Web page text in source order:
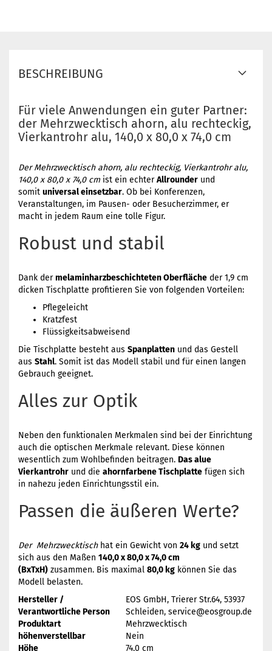
BESCHREIBUNG
Für viele Anwendungen ein guter Partner:
der Mehrzwecktisch ahorn, alu rechteckig,
Vierkantrohr alu, 140,0 x 80,0 x 74,0 cm
Der Mehrzwecktisch ahorn, alu rechteckig, Vierkantrohr alu,
140,0 x 80,0 x 74,0 cm ist ein echterAllrounder und
somit universal einsetzbar. Ob bei Konferenzen,
Veranstaltungen, im Pausen- oder Besucherzimmer, er
macht in jedem Raum eine tolle Figur.
Robust und stabil
Dank dermelaminharzbeschichteten Oberfläche der 1,9 cm
dicken Tischplatte profitieren Sie von folgenden Vorteilen:
Pflegeleicht
Kratzfest
Flüssigkeitsabweisend
Die Tischplatte besteht aus Spanplatten und das Gestell
aus Stahl. Somit ist das Modell stabil und für einen langen
Gebrauch geeignet.
Alles zur Optik
Neben den funktionalen Merkmalen sind bei der Einrichtung
auch die optischen Merkmale relevant. Diese können
wesentlich zum Wohlbefinden beitragen. Das alue
Vierkantrohr und die ahornfarbene Tischplatte fügen sich
in nahezu jeden Einrichtungsstil ein.
Passen die äußeren Werte?
Der Mehrzwecktischhat ein Gewicht von 24 kg und setzt
sich aus den Maßen 140,0 x 80,0 x 74,0 cm
(BxTxH) zusammen. Bis maximal 80,0 kg können Sie das
Modell belasten.
Hersteller /
Verantwortliche Person
EOS GmbH, Trierer Str.64, 53937
Schleiden, service@eosgroup.de
Produktart
Mehrzwecktisch
höhenverstellbar
Nein
Höhe
74,0 cm